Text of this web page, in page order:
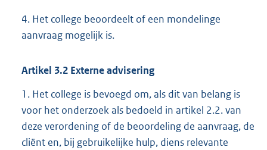
4. Het college beoordeelt of een mondelinge
aanvraag mogelijk is.
Artikel 3.2 Externe advisering
1. Het college is bevoegd om, als dit van belang is
voor het onderzoek als bedoeld in artikel 2.2. van
deze verordening of de beoordeling de aanvraag, de
cliënt en, bij gebruikelijke hulp, diens relevante